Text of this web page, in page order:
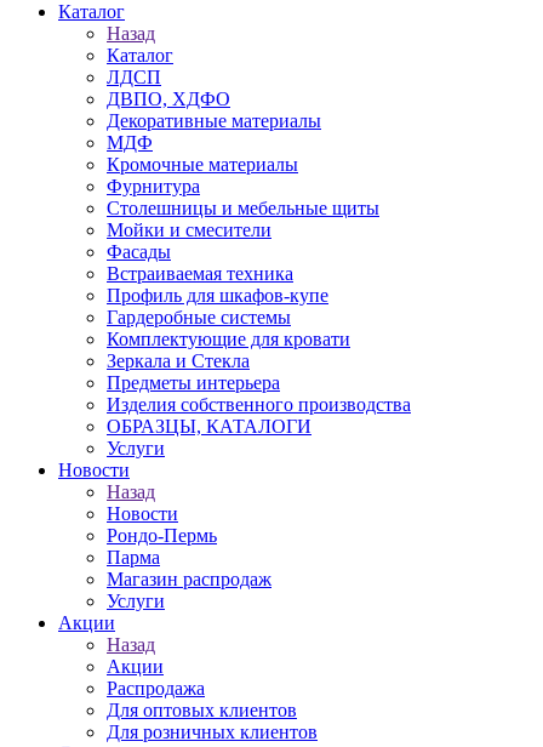
Каталог
Назад
Каталог
ЛДСП
ДВПО, ХДФО
Декоративные материалы
МДФ
Кромочные материалы
Фурнитура
Столешницы и мебельные щиты
Мойки и смесители
Фасады
Встраиваемая техника
Профиль для шкафов-купе
Гардеробные системы
Комплектующие для кровати
Зеркала и Стекла
Предметы интерьера
Изделия собственного производства
ОБРАЗЦЫ, КАТАЛОГИ
Услуги
Новости
Назад
Новости
Рондо-Пермь
Парма
Магазин распродаж
Услуги
Акции
Назад
Акции
Распродажа
Для оптовых клиентов
Для розничных клиентов